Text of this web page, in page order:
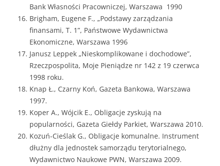
Bank Własności Pracowniczej, Warszawa 1990
Brigham, Eugene F., „Podstawy zarządzania
finansami, T. 1”, Państwowe Wydawnictwa
Ekonomiczne, Warszawa 1996
Janusz Leppek „Nieskomplikowane i dochodowe”,
Rzeczpospolita, Moje Pieniądze nr 142 z 19 czerwca
1998 roku.
Knap Ł., Czarny Koń, Gazeta Bankowa, Warszawa
1997.
Koper A., Wójcik E., Obligacje zyskują na
popularności, Gazeta Giełdy Parkiet, Warszawa 2010.
Kozuń-Cieślak G., Obligacje komunalne. Instrument
dłużny dla jednostek samorządu terytorialnego,
Wydawnictwo Naukowe PWN, Warszawa 2009.